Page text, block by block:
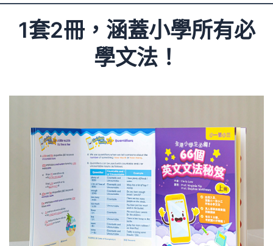
1套2冊，涵蓋小學所有必
學文法！